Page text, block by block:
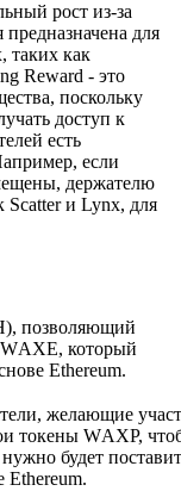
рост из-за
для
таких как
Reward - это
поскольку
доступ к
есть
если
держателю
Scatter и Lynx, для
позволяющий
WАXE, который
Ethereum.
желающие
токены WАXP,
будет
Ethereum.